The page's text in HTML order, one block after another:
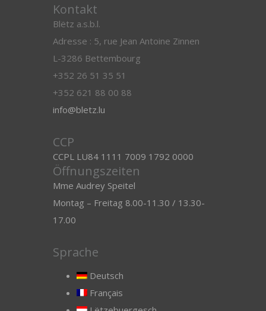
Kontakt
Blëtz a.s.b.l.
Adresse : 5, rue Jean Antoine Zinnen
L-3286 Bettembourg
+352 26 51 35 51
+352 621 88 00 88
info@bletz.lu
CCP
CCPL LU84 1111 7009 1792 0000
Öffnungszeiten
Mme Audrey Speitel
Montag – Freitag 8.00-11.30 / 13.30-
17.00
Sprache
Deutsch
Français